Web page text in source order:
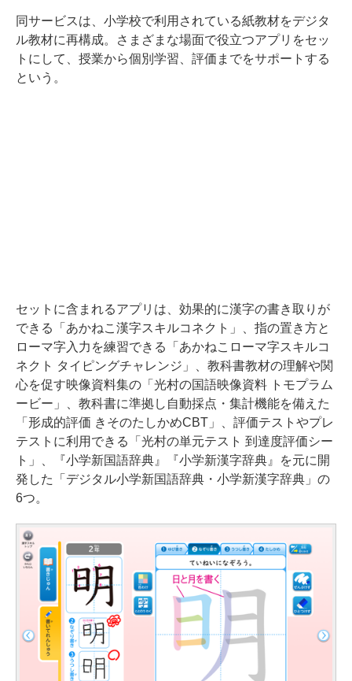
同サービスは、小学校で利用されている紙教材をデジタ
ル教材に再構成。さまざまな場面で役立つアプリをセッ
トにして、授業から個別学習、評価までをサポートする
という。
セットに含まれるアプリは、効果的に漢字の書き取りが
できる「あかねこ漢字スキルコネクト」、指の置き方と
ローマ字入力を練習できる「あかねこローマ字スキルコ
ネクト タイピングチャレンジ」、教科書教材の理解や関
心を促す映像資料集の「光村の国語映像資料 トモプラム
ービー」、教科書に準拠し自動採点・集計機能を備えた
「形成的評価 きそのたしかめCBT」、評価テストやプレ
テストに利用できる「光村の単元テスト 到達度評価シー
ト」、『小学新国語辞典』『小学新漢字辞典』を元に開
発した「デジタル小学新国語辞典・小学新漢字辞典」の
6つ。